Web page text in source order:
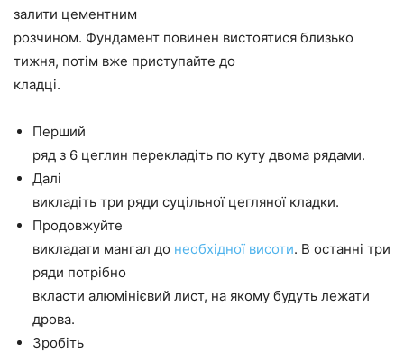
залити цементним
розчином. Фундамент повинен вистоятися близько
тижня, потім вже приступайте до
кладці.
Перший
ряд з 6 цеглин перекладіть по куту двома рядами.
Далі
викладіть три ряди суцільної цегляної кладки.
Продовжуйте
викладати мангал до необхідної висоти. В останні три
ряди потрібно
вкласти алюмінієвий лист, на якому будуть лежати
дрова.
Зробіть